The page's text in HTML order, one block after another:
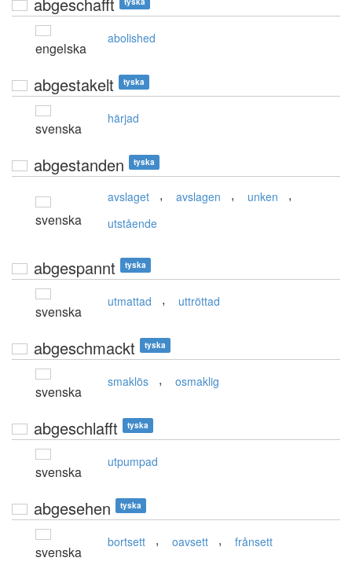
abgeschafft
engelska
abolished
abgestakelt tyska
svenska
härjad
abgestanden tyska
svenska
avslaget , avslagen , unken ,
utstående
abgespannt tyska
svenska
utmattad , uttröttad
abgeschmackt tyska
svenska
smaklös , osmaklig
abgeschlafft tyska
svenska
utpumpad
abgesehen tyska
svenska
bortsett , oavsett , frånsett